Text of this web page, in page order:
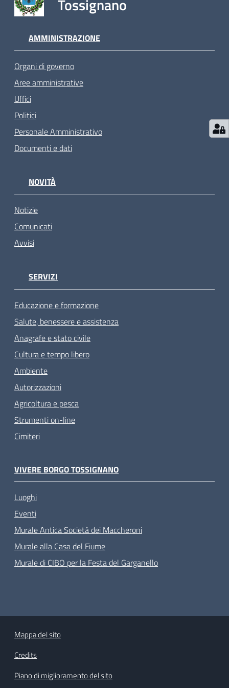
Tossignano
AMMINISTRAZIONE
Organi di governo
Aree amministrative
Uffici
Politici
Personale Amministrativo
Documenti e dati
NOVITÀ
Notizie
Comunicati
Avvisi
SERVIZI
Educazione e formazione
Salute, benessere e assistenza
Anagrafe e stato civile
Cultura e tempo libero
Ambiente
Autorizzazioni
Agricoltura e pesca
Strumenti on-line
Cimiteri
VIVERE BORGO TOSSIGNANO
Luoghi
Eventi
Murale Antica Società dei Maccheroni
Murale alla Casa del Fiume
Murale di CIBO per la Festa del Garganello
Mappa del sito
Credits
Piano di miglioramento del sito